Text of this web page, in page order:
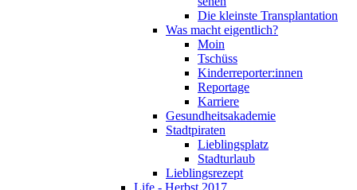
Die kleinste Transplantation
Was macht eigentlich?
Moin
Tschüss
Kinderreporter:innen
Reportage
Karriere
Gesundheitsakademie
Stadtpiraten
Lieblingsplatz
Stadturlaub
Lieblingsrezept
Life - Herbst 2017